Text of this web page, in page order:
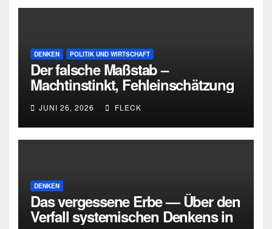
DENKEN POLITIK UND WIRTSCHAFT
Der falsche Maßstab –
Machtinstinkt, Fehleinschätzung
und die Grenzen intellektueller
Urteilskraft
JUNI 26, 2026 FLECK
DENKEN
Das vergessene Erbe — Über den
Verfall systemischen Denkens in